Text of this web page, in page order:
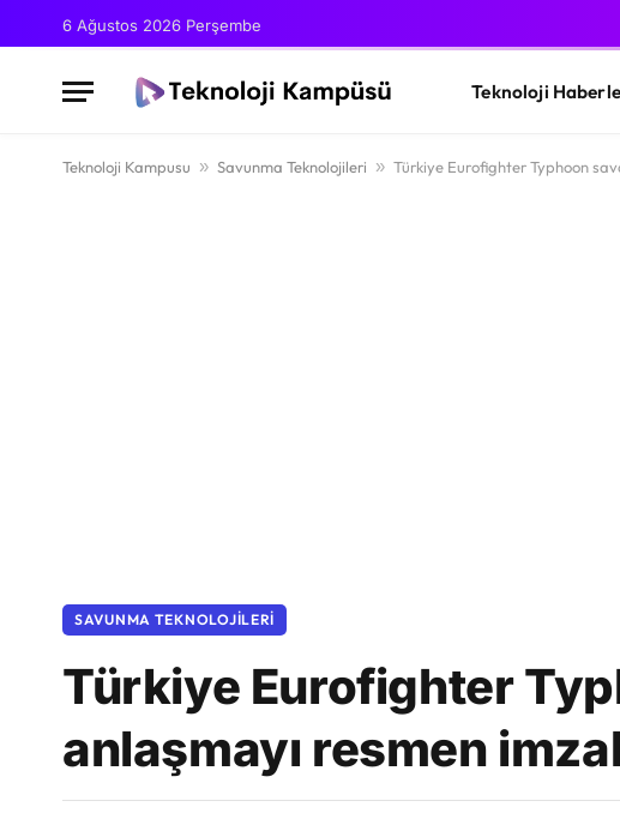
6 Ağustos 2026 Perşembe
Teknoloji
Teknoloji Kampusu » Savunma Teknolojileri » Türkiye Eurofighter Typhoon
SAVUNMA TEKNOLOJILERI
Türkiye Eurofighter
anlaşmayı resmen